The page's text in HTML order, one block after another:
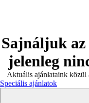
Sajnáljuk
jelenleg
Aktuális ajánlataink közül
Speciális ajánlatok